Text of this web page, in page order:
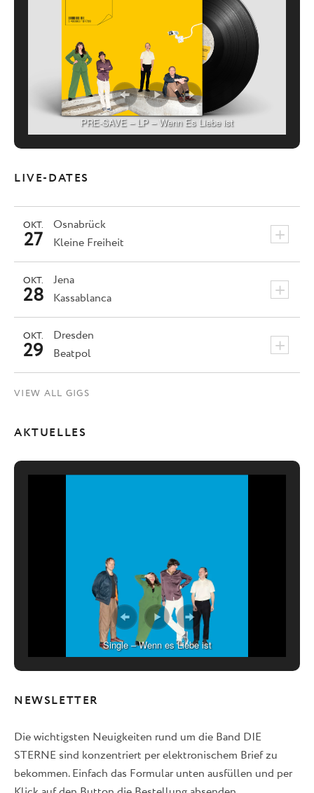
PRE-SAVE – LP – Wenn Es Liebe ist
LIVE-DATES
Osnabrück +
OKT.
27 Kleine Freiheit
Jena +
OKT.
28 Kassablanca
Dresden +
OKT.
29 Beatpol
VIEW ALL GIGS
AKTUELLES
Single – Wenn es Liebe ist
NEWSLETTER
Die wichtigsten Neuigkeiten rund um die Band DIE
STERNE sind konzentriert per elektronischem Brief zu
bekommen. Einfach das Formular unten ausfüllen und per